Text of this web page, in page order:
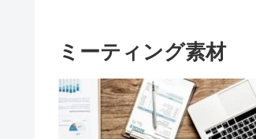
ミーティング素材